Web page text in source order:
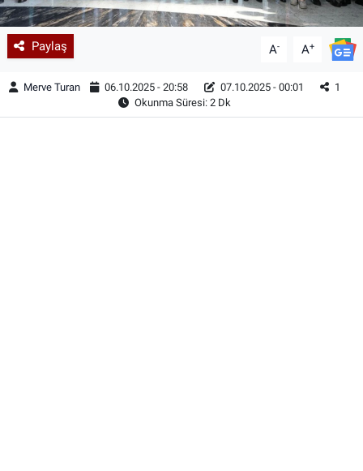
Paylaş A- A+
Merve Turan 06.10.2025 - 20:58 07.10.2025 - 00:01
1
Okunma Süresi: 2 Dk